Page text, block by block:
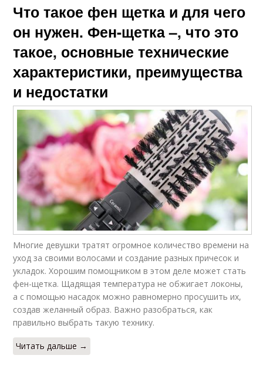
Что такое фен щетка и для чего
он нужен. Фен-щетка –, что это
такое, основные технические
характеристики, преимущества
и недостатки
Многие девушки тратят огромное количество времени на
уход за своими волосами и создание разных причесок и
укладок. Хорошим помощником в этом деле может стать
фен-щетка. Щадящая температура не обжигает локоны,
а с помощью насадок можно равномерно просушить их,
создав желанный образ. Важно разобраться, как
правильно выбрать такую технику.
Читать дальше →